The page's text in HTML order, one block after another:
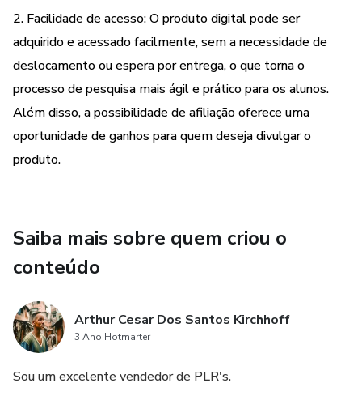
2. Facilidade de acesso: O produto digital pode ser
adquirido e acessado facilmente, sem a necessidade de
deslocamento ou espera por entrega, o que torna o
processo de pesquisa mais ágil e prático para os alunos.
Além disso, a possibilidade de afiliação oferece uma
oportunidade de ganhos para quem deseja divulgar o
produto.
Saiba mais sobre quem criou o
conteúdo
Arthur Cesar Dos Santos Kirchhoff
3 Ano Hotmarter
Sou um excelente vendedor de PLR's.